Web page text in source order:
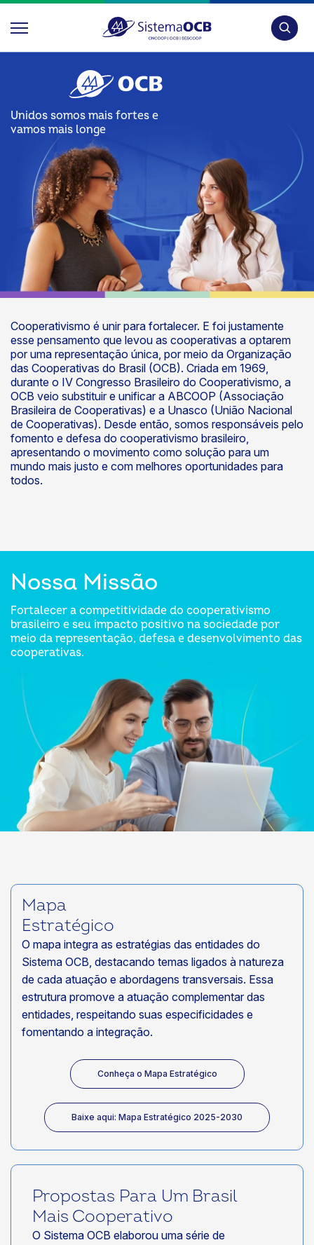
Unidos somos mais fortes e
vamos mais longe
Cooperativismo é unir para fortalecer. E foi justamente
esse pensamento que levou as cooperativas a optarem
por uma representação única, por meio da Organização
das Cooperativas do Brasil (OCB). Criada em 1969,
durante o IV Congresso Brasileiro do Cooperativismo, a
OCB veio substituir e unificar a ABCOOP (Associação
Brasileira de Cooperativas) e a Unasco (União Nacional
de Cooperativas). Desde então, somos responsáveis pelo
fomento e defesa do cooperativismo brasileiro,
apresentando o movimento como solução para um
mundo mais justo e com melhores oportunidades para
todos.
Nossa Missão
Fortalecer a competitividade do cooperativismo
brasileiro e seu impacto positivo na sociedade por
meio da representação, defesa e desenvolvimento das
cooperativas.
Mapa
Estratégico
O mapa integra as estratégias das entidades do
Sistema OCB, destacando temas ligados à natureza
de cada atuação e abordagens transversais. Essa
estrutura promove a atuação complementar das
entidades, respeitando suas especificidades e
fomentando a integração.
Conheça o Mapa Estratégico
Baixe aqui: Mapa Estratégico 2025-2030
Propostas Para Um Brasil
Mais Cooperativo
O Sistema OCB elaborou uma série de